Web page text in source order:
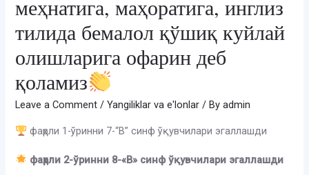
меҳнатига, маҳоратига, инглиз
тилида бемалол қўшиқ куйлай
олишларига офарин деб
қоламиз
Leave a Comment /Yangiliklar va e'lonlar / Byadmin
фаҳрли 1-ўринни 7-“В” синф ўқувчилари эгаллашди
фаҳрли 2-ўринни 8-«В» синф ўқувчилари эгаллашди